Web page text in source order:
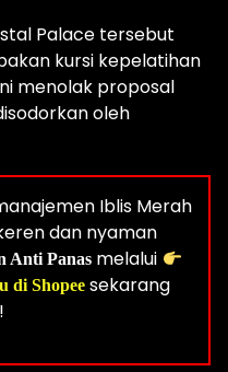
Palace tersebut
kursi kepelatihan
menolak proposal
oleh
Iblis Merah
dan nyaman
Anti Panas melalui
di Shopee sekarang